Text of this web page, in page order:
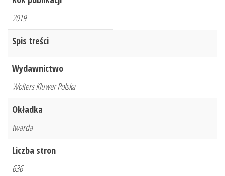
2019
Spis treści
Wydawnictwo
Wolters Kluwer Polska
Okładka
twarda
Liczba stron
636